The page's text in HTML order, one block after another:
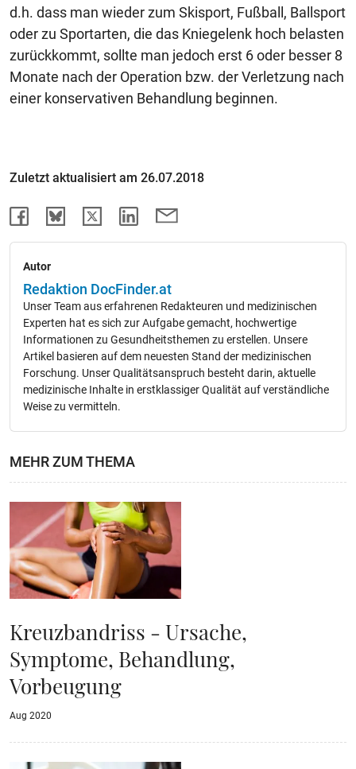
d.h. dass man wieder zum Skisport, Fußball, Ballsport
oder zu Sportarten, die das Kniegelenk hoch belasten
zurückkommt, sollte man jedoch erst 6 oder besser 8
Monate nach der Operation bzw. der Verletzung nach
einer konservativen Behandlung beginnen.
Zuletzt aktualisiert am 26.07.2018
Autor
Redaktion DocFinder.at
Unser Team aus erfahrenen Redakteuren und medizinischen
Experten hat es sich zur Aufgabe gemacht, hochwertige
Informationen zu Gesundheitsthemen zu erstellen. Unsere
Artikel basieren auf dem neuesten Stand der medizinischen
Forschung. Unser Qualitätsanspruch besteht darin, aktuelle
medizinische Inhalte in erstklassiger Qualität auf verständliche
Weise zu vermitteln.
MEHR ZUM THEMA
Kreuzbandriss - Ursache,
Symptome, Behandlung,
Vorbeugung
Aug 2020